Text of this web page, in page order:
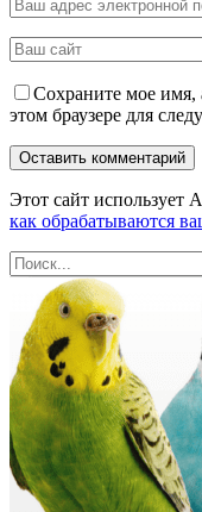
Сохраните мое имя,
этом браузере для
Этот сайт использует
как обрабатываются